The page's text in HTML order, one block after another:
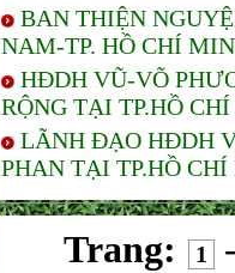
BAN THIỆN
NAM-TP. HỒ CHÍ
HĐDH VŨ-VÕ
RỘNG TẠI TP.HỒ
LÃNH ĐẠO HĐDH
PHAN TẠI TP.HỒ
Trang: 1